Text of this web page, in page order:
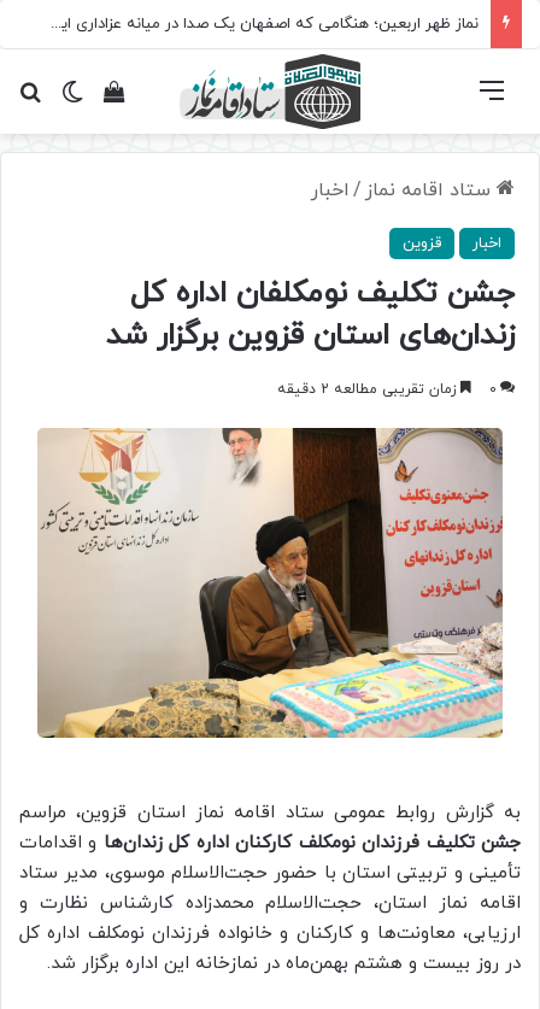
نماز ظهر اربعین؛ هنگامی که اصفهان یک صدا در میانه عزاداری ایستاد
تغییرمشاهده فهرست
ستاد اقامه نماز / اخبار
اخبار قزوین
جشن تکلیف نومکلفان اداره کل
زندان‌های استان قزوین برگزار شد
0 زمان تقریبی مطالعه 2 دقیقه
به گزارش روابط عمومی ستاد اقامه نماز استان قزوین، مراسم
جشن تکلیف فرزندان نومکلف کارکنان اداره کل زندان‌ها و اقدامات
تأمینی و تربیتی استان با حضور حجت‌الاسلام موسوی، مدیر ستاد
اقامه نماز استان، حجت‌الاسلام محمدزاده کارشناس نظارت و
ارزیابی، معاونت‌ها و کارکنان و خانواده فرزندان نومکلف اداره کل
در روز بیست و هشتم بهمن‌ماه در نمازخانه این اداره برگزار شد.